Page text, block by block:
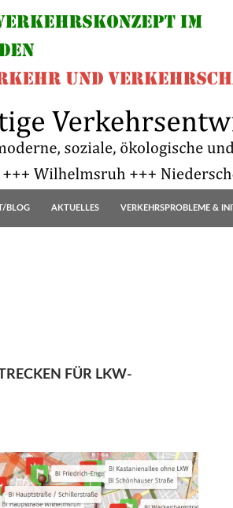
BLOG AKTUELLES VERKEHRSPROBLEME &
FÜR LKW-